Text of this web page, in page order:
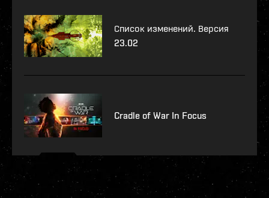
Список изменений. Версия
23.02
Cradle of War In Focus